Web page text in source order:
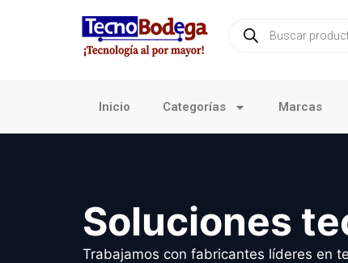
Inicio Categorías Marcas
Soluciones
Trabajamos con fabricantes líderes en